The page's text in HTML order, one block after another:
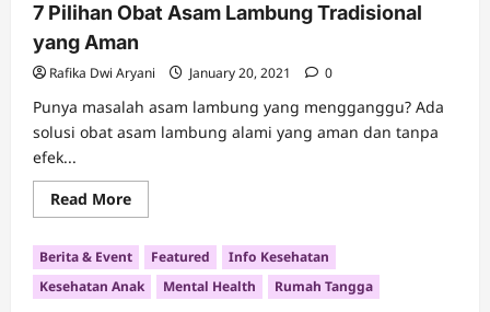
Kalkulator
Masa
Subur
7 Pilihan Obat Asam Lambung Tradisional
yang Aman
Rafika Dwi Aryani January 20, 2021 0
Punya masalah asam lambung yang mengganggu? Ada
solusi obat asam lambung alami yang aman dan tanpa
efek...
Read MoreRead
more
7
Pilihan
Obat
Asam
Lambung
Berita & Event Featured
Info Kesehatan
Kesehatan Anak
Mental Health Rumah Tangga